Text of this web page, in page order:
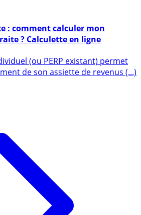
: comment calculer mon
? Calculette en ligne
(ou PERP existant) permet
de son assiette de revenus (...)